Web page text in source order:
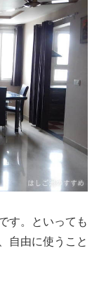
す。といっても
自由に使うこと